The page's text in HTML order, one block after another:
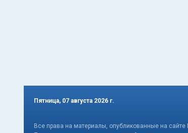
Пятница, 07 августа 2026 г.
Все права на материалы, опубликованные на сайте